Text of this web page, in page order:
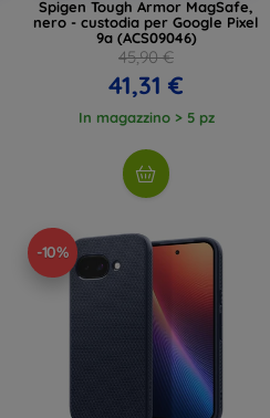
Spigen Tough Armor MagSafe,
nero - custodia per Google Pixel
9a (ACS09046)
45,90 €
41,31 €
In magazzino > 5 pz
-10%